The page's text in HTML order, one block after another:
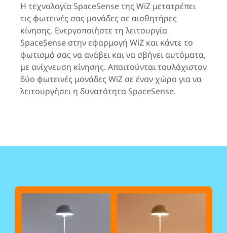
Η τεχνολογία SpaceSense της WiZ μετατρέπει
τις φωτεινές σας μονάδες σε αισθητήρες
κίνησης. Ενεργοποιήστε τη λειτουργία
SpaceSense στην εφαρμογή WiZ και κάντε το
φωτισμό σας να ανάβει και να σβήνει αυτόματα,
με ανίχνευση κίνησης. Απαιτούνται τουλάχιστον
δύο φωτεινές μονάδες WiZ σε έναν χώρο για να
λειτουργήσει η δυνατότητα SpaceSense.